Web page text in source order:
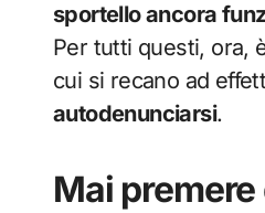
sportello ancora
Per tutti questi, ora,
cui si recano ad
autodenunciarsi.
Mai